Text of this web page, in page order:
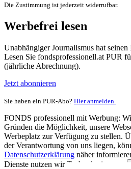
Die Zustimmung ist jederzeit widerrufbar.
Werbefrei lesen
Unabhängiger Journalismus hat seinen
Lesen Sie fondsprofessionell.at PUR
(jährliche Abrechnung).
Jetzt abonnieren
Sie haben ein PUR-Abo? Hier anmelden.
FONDS professionell mit Werbung:
Gründen die Möglichkeit, unsere
Werbeplatz zur Verfügung zu stellen.
der Verantwortung von uns liegen,
Datenschutzerklärung näher
Dienste nutzen wir Technologien von